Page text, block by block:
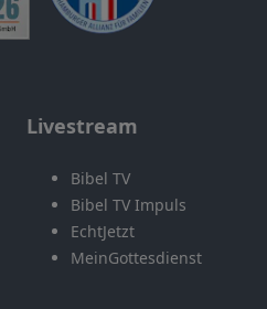
Livestream
Bibel TV
Bibel TV Impuls
EchtJetzt
MeinGottesdienst